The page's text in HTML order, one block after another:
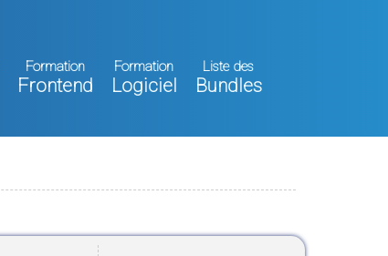
Formation
Frontend
Formation
Logiciel
Liste des
Bundles